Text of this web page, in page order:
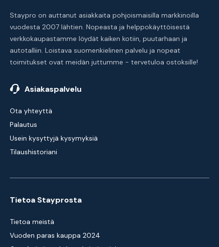
Staypro on auttanut asiakkaita pohjoismaisilla markkinoilla
vuodesta 2007 lähtien. Nopeasta ja helppokäyttöisestä
verkkokaupastamme löydät kaiken kotiin, puutarhaan ja
autotalliin. Loistava suomenkielinen palvelu ja nopeat
toimitukset ovat meidän juttumme - tervetuloa ostoksille!
Asiakaspalvelu
Ota yhteyttä
Palautus
Usein kysyttyjä kysymyksiä
Tilaushistoriani
Tietoa Stayprosta
Tietoa meistä
Vuoden paras kauppa 2024